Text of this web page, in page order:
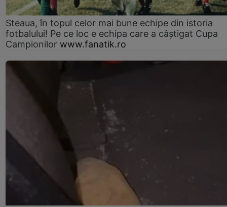
Steaua, în topul celor mai bune echipe din istoria
fotbalului! Pe ce loc e echipa care a câştigat Cupa
Campionilor www.fanatik.ro